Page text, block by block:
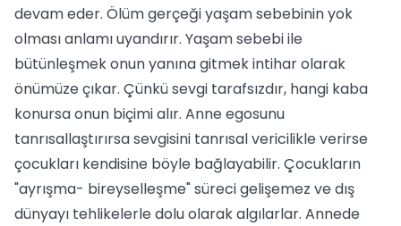
devam eder. Ölüm gerçeği yaşam sebebinin yok
olması anlamı uyandırır. Yaşam sebebi ile
bütünleşmek onun yanına gitmek intihar olarak
önümüze çıkar. Çünkü sevgi tarafsızdır, hangi kaba
konursa onun biçimi alır. Anne egosunu
tanrısallaştırırsa sevgisini tanrısal vericilikle verirse
çocukları kendisine böyle bağlayabilir. Çocukların
"ayrışma- bireyselleşme" süreci gelişemez ve dış
dünyayı tehlikelerle dolu olarak algılarlar. Annede